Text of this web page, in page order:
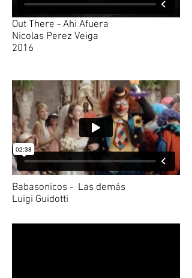
Out There - Ahi Afuera
Nicolas Perez Veiga
2016
Babasonicos - Las demás
Luigi Guidotti